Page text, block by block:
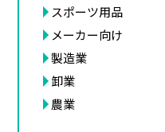
スポーツ用品
メーカー向け
製造業
卸業
農業